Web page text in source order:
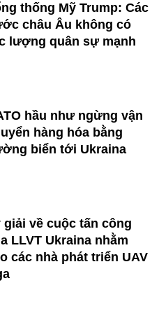
thống Mỹ Trump: Các
châu Âu không có
lượng quân sự mạnh
hầu như ngừng vận
hàng hóa bằng
biển tới Ukraina
giải về cuộc tấn công
LLVT Ukraina nhằm
các nhà phát triển UAV